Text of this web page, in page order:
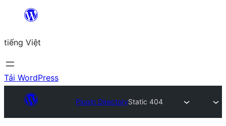
Chuyển
phần
nội
dung
tiếng Việt
Tải WordPress
Plugin DirectoryStatic 404